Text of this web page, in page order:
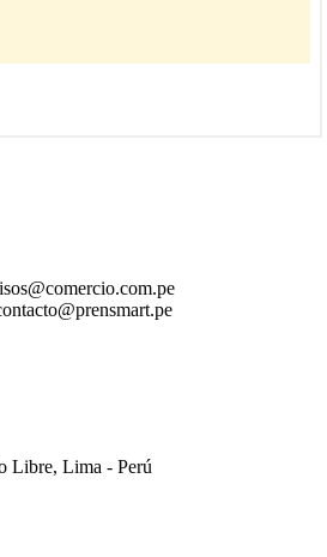
Libre, Lima - Perú